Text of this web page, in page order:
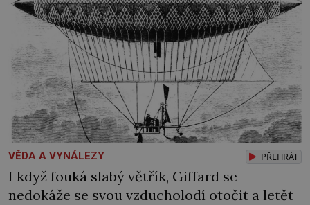
VĚDA A VYNÁLEZY PŘEHRÁT
I když fouká slabý větřík, Giffard se
nedokáže se svou vzducholodí otočit a letět